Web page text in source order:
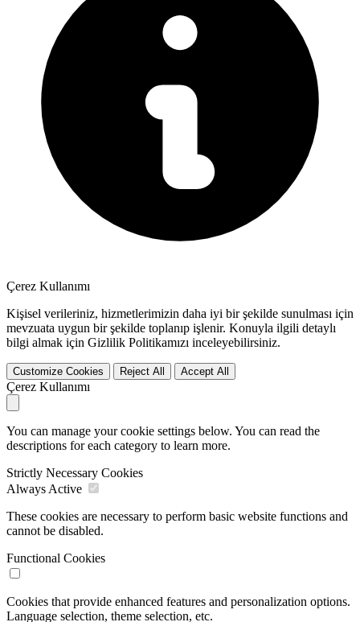
Çerez Kullanımı
Kişisel verileriniz, hizmetlerimizin daha iyi bir şekilde sunulması için
mevzuata uygun bir şekilde toplanıp işlenir. Konuyla ilgili detaylı
bilgi almak için Gizlilik Politikamızı inceleyebilirsiniz.
Customize Cookies Reject All Accept All
Çerez Kullanımı
You can manage your cookie settings below. You can read the
descriptions for each category to learn more.
Strictly Necessary Cookies
Always Active
These cookies are necessary to perform basic website functions and
cannot be disabled.
Functional Cookies
Cookies that provide enhanced features and personalization options.
Language selection, theme selection, etc.